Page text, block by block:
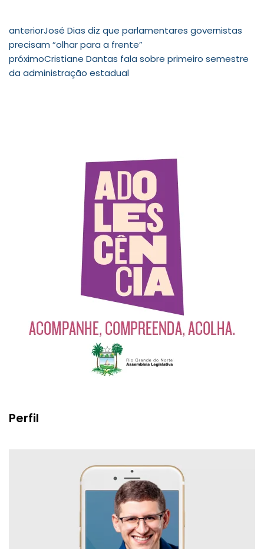
anteriorJosé Dias diz que parlamentares governistas
precisam “olhar para a frente”
próximoCristiane Dantas fala sobre primeiro semestre
da administração estadual
Perfil